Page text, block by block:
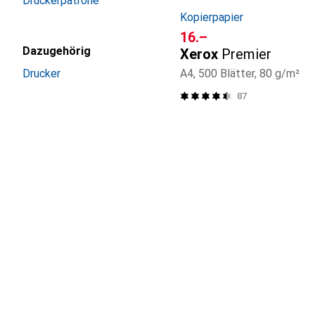
Dazugehörig
Drucker
Kopierpapier
CHF
16.–
Xerox Premier
A4, 500 Blätter, 80 g/m²
87